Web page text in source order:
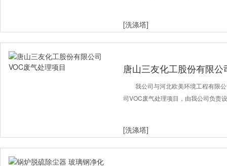
[洗涤塔]
唐山三友化工股份有限
我公司与河北欧美环境工程有限
司VOC废气处理项目，由我公司负责
[洗涤塔]